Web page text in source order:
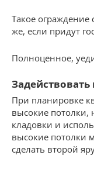
Такое ограждение
же, если придут
Полноценное,
Задействовать
При планировке
высокие
кладовки и
высокие потолки
сделать второй